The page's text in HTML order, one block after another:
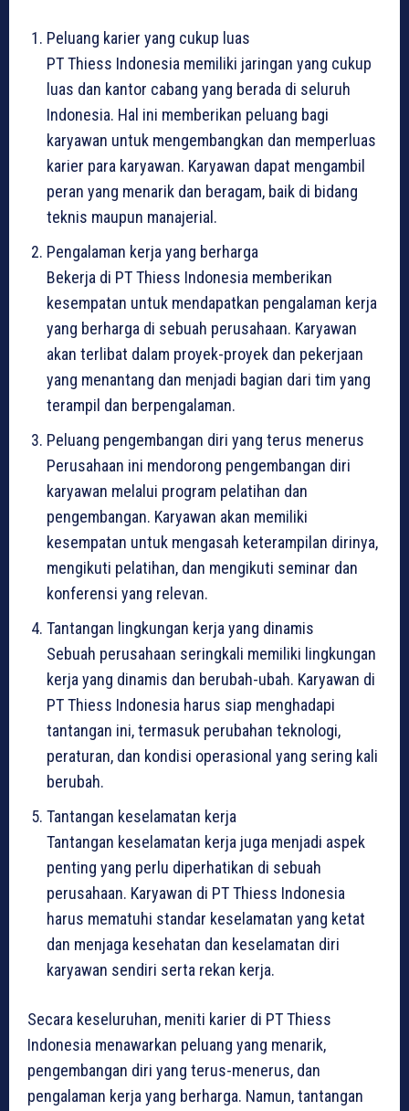
Peluang karier yang cukup luas
PT Thiess Indonesia memiliki jaringan yang cukup
luas dan kantor cabang yang berada di seluruh
Indonesia. Hal ini memberikan peluang bagi
karyawan untuk mengembangkan dan memperluas
karier para karyawan. Karyawan dapat mengambil
peran yang menarik dan beragam, baik di bidang
teknis maupun manajerial.
Pengalaman kerja yang berharga
Bekerja di PT Thiess Indonesia memberikan
kesempatan untuk mendapatkan pengalaman kerja
yang berharga di sebuah perusahaan. Karyawan
akan terlibat dalam proyek-proyek dan pekerjaan
yang menantang dan menjadi bagian dari tim yang
terampil dan berpengalaman.
Peluang pengembangan diri yang terus menerus
Perusahaan ini mendorong pengembangan diri
karyawan melalui program pelatihan dan
pengembangan. Karyawan akan memiliki
kesempatan untuk mengasah keterampilan dirinya,
mengikuti pelatihan, dan mengikuti seminar dan
konferensi yang relevan.
Tantangan lingkungan kerja yang dinamis
Sebuah perusahaan seringkali memiliki lingkungan
kerja yang dinamis dan berubah-ubah. Karyawan di
PT Thiess Indonesia harus siap menghadapi
tantangan ini, termasuk perubahan teknologi,
peraturan, dan kondisi operasional yang sering kali
berubah.
Tantangan keselamatan kerja
Tantangan keselamatan kerja juga menjadi aspek
penting yang perlu diperhatikan di sebuah
perusahaan. Karyawan di PT Thiess Indonesia
harus mematuhi standar keselamatan yang ketat
dan menjaga kesehatan dan keselamatan diri
karyawan sendiri serta rekan kerja.
Secara keseluruhan, meniti karier di PT Thiess
Indonesia menawarkan peluang yang menarik,
pengembangan diri yang terus-menerus, dan
pengalaman kerja yang berharga. Namun, tantangan